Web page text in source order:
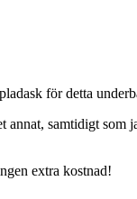
för detta
samtidigt som
extra kostnad!